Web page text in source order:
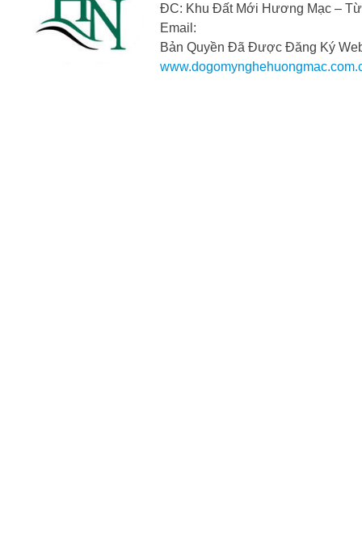
ĐC: Khu Đất Mới Hương Mạc –
Email:
Bản Quyền Đã Được Đăng Ký